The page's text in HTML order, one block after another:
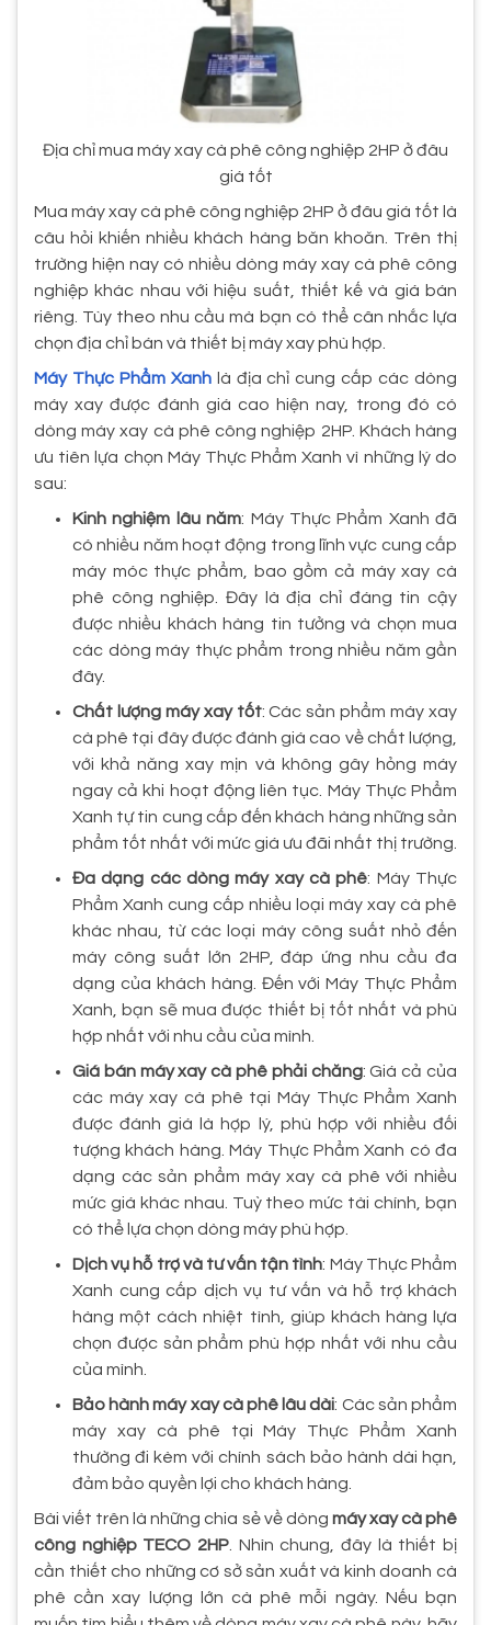
Địa chỉ mua máy xay cà phê công nghiệp 2HP ở đâu
giá tốt
Mua máy xay cà phê công nghiệp 2HP ở đâu giá tốt là
câu hỏi khiến nhiều khách hàng băn khoăn. Trên thị
trường hiện nay có nhiều dòng máy xay cà phê công
nghiệp khác nhau với hiệu suất, thiết kế và giá bán
riêng. Tùy theo nhu cầu mà bạn có thể cân nhắc lựa
chọn địa chỉ bán và thiết bị máy xay phù hợp.
Máy Thực Phẩm Xanhlà địa chỉ cung cấp các dòng
máy xay được đánh giá cao hiện nay, trong đó có
dòng máy xay cà phê công nghiệp 2HP. Khách hàng
ưu tiên lựa chọn Máy Thực Phẩm Xanh vì những lý do
sau:
Kinh nghiệm lâu năm: Máy Thực Phẩm Xanh đã
có nhiều năm hoạt động trong lĩnh vực cung cấp
máy móc thực phẩm, bao gồm cả máy xay cà
phê công nghiệp. Đây là địa chỉ đáng tin cậy
được nhiều khách hàng tin tưởng và chọn mua
các dòng máy thực phẩm trong nhiều năm gần
đây.
Chất lượng máy xay tốt: Các sản phẩm máy xay
cà phê tại đây được đánh giá cao về chất lượng,
với khả năng xay mịn và không gây hỏng máy
ngay cả khi hoạt động liên tục. Máy Thực Phẩm
Xanh tự tin cung cấp đến khách hàng những sản
phẩm tốt nhất với mức giá ưu đãi nhất thị trường.
Đa dạng các dòng máy xay cà phê: Máy Thực
Phẩm Xanh cung cấp nhiều loại máy xay cà phê
khác nhau, từ các loại máy công suất nhỏ đến
máy công suất lớn 2HP, đáp ứng nhu cầu đa
dạng của khách hàng. Đến với Máy Thực Phẩm
Xanh, bạn sẽ mua được thiết bị tốt nhất và phù
hợp nhất với nhu cầu của mình.
Giá bán máy xay cà phê phải chăng: Giá cả của
các máy xay cà phê tại Máy Thực Phẩm Xanh
được đánh giá là hợp lý, phù hợp với nhiều đối
tượng khách hàng. Máy Thực Phẩm Xanh có đa
dạng các sản phẩm máy xay cà phê với nhiều
mức giá khác nhau. Tuỳ theo mức tài chính, bạn
có thể lựa chọn dòng máy phù hợp.
Dịch vụ hỗ trợ và tư vấn tận tình: Máy Thực Phẩm
Xanh cung cấp dịch vụ tư vấn và hỗ trợ khách
hàng một cách nhiệt tình, giúp khách hàng lựa
chọn được sản phẩm phù hợp nhất với nhu cầu
của mình.
Bảo hành máy xay cà phê lâu dài: Các sản phẩm
máy xay cà phê tại Máy Thực Phẩm Xanh
thường đi kèm với chính sách bảo hành dài hạn,
đảm bảo quyền lợi cho khách hàng.
Bài viết trên là những chia sẻ về dòng máy xay cà phê
công nghiệp TECO 2HP . Nhìn chung, đây là thiết bị
cần thiết cho những cơ sở sản xuất và kinh doanh cà
phê cần xay lượng lớn cà phê mỗi ngày. Nếu bạn